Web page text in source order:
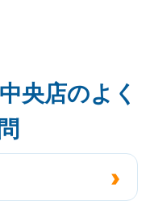
央店のよく